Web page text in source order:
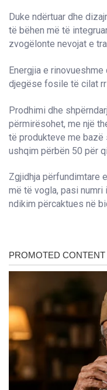
Duke ndërtuar dhe
të bëhen më të
zvogëlonte nevojat e
Energjia e
djegëse fosile të cilat
Prodhimi dhe
përmirësohet, me një
të produkteve me bazë
ushqim përbën 50 për
Zgjidhja përfundimtare
më të vogla, pasi numri
ndikim përcaktues në